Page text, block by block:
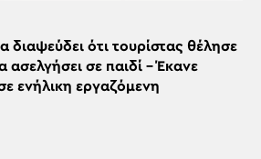
διαψεύδει ότι τουρίστας θέλησε
ασελγήσει σε παιδί – Έκανε
ενήλικη εργαζόμενη